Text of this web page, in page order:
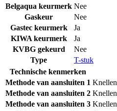
Belgaqua keurmerk Nee
Gaskeur
Nee
Gastec keurmerk
Ja
KIWA keurmerk
Ja
KVBG gekeurd
Nee
Type
T-stuk
Technische kenmerken
Methode van aansluiten 1 Knellen
Methode van aansluiten 2 Knellen
Methode van aansluiten 3 Knellen